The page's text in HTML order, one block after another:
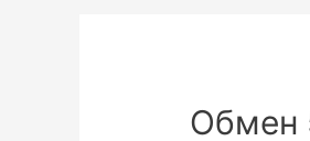
Обмен